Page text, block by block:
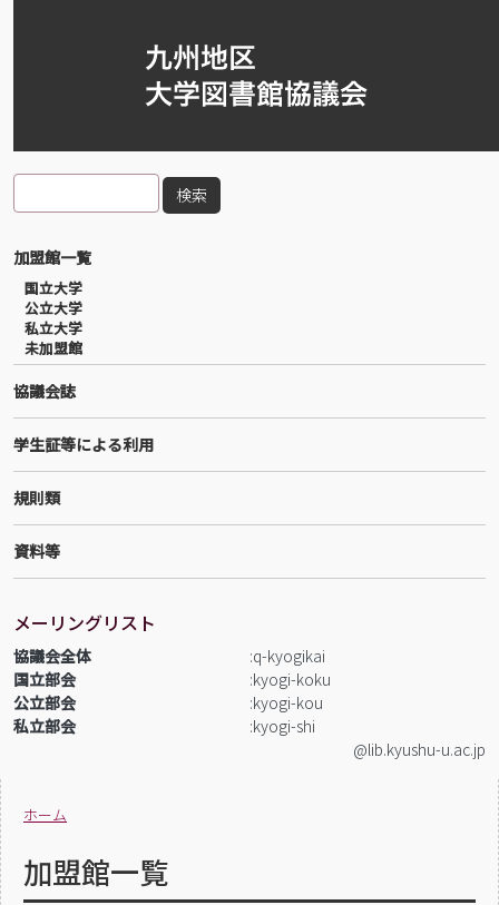
ホーム
加盟館一覧
検索
加盟館一覧
国立大学
公立大学
私立大学
未加盟館
協議会誌
学生証等による利用
規則類
資料等
メーリングリスト
協議会全体
q-kyogikai
国立部会
kyogi-koku
公立部会
kyogi-kou
私立部会
kyogi-shi
@lib.kyushu-u.ac.jp